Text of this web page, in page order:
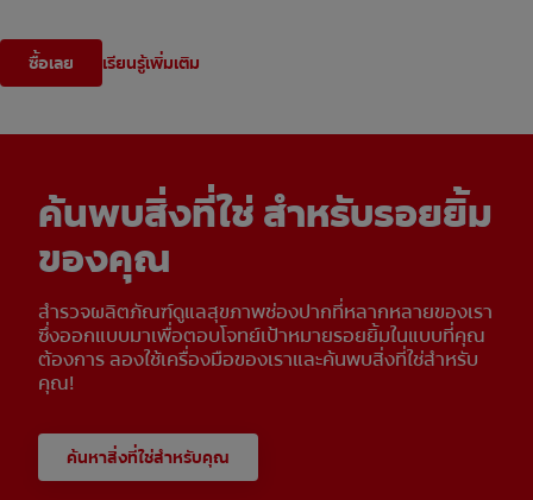
ซื้อเลย เรียนรู้เพิ่มเติม
ค้นพบสิ่งที่ใช่ สำหรับรอยยิ้ม
ของคุณ
สำรวจผลิตภัณฑ์ดูแลสุขภาพช่องปากที่หลากหลายของเรา
ซึ่งออกแบบมาเพื่อตอบโจทย์เป้าหมายรอยยิ้มในแบบที่คุณ
ต้องการ ลองใช้เครื่องมือของเราและค้นพบสิ่งที่ใช่สำหรับ
คุณ!
ค้นหาสิ่งที่ใช่สำหรับคุณ